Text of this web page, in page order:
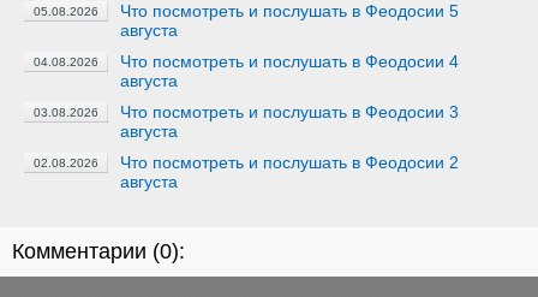
05.08.2026
Что посмотреть и послушать в Феодосии 5
августа
04.08.2026
Что посмотреть и послушать в Феодосии 4
августа
03.08.2026
Что посмотреть и послушать в Феодосии 3
августа
02.08.2026
Что посмотреть и послушать в Феодосии 2
августа
Комментарии (0):